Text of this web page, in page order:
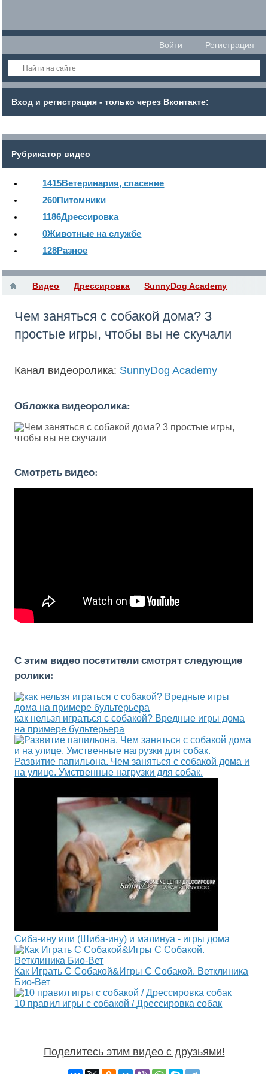
Войти Регистрация
Вход и регистрация - только через Вконтакте:
Рубрикатор видео
1415Ветеринария, спасение
260Питомники
1186Дрессировка
0Животные на службе
128Разное
Видео Дрессировка SunnyDog Academy
Чем заняться с собакой дома? 3
простые игры, чтобы вы не скучали
Канал видеоролика: SunnyDog Academy
Обложка видеоролика:
Смотреть видео:
С этим видео посетители смотрят следующие
ролики:
как нельзя играться с собакой? Вредные игры дома
на примере бультерьера
Развитие папильона. Чем заняться с собакой дома и
на улице. Умственные нагрузки для собак.
Сиба-ину или (Шиба-ину) и малинуа - игры дома
Как Играть С Собакой&Игры С Собакой. Ветклиника
Био-Вет
10 правил игры с собакой / Дрессировка собак
Поделитесь этим видео с друзьями!